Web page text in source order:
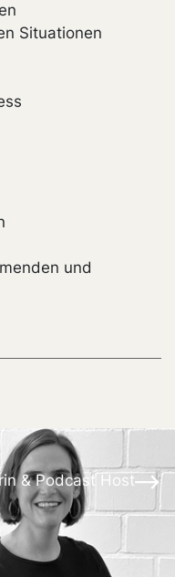
Situationen
und
& Podcast Host